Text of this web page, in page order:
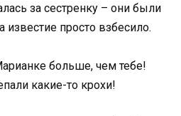
за сестренку – они были
просто взбесило.
больше, чем тебе!
какие-то крохи!